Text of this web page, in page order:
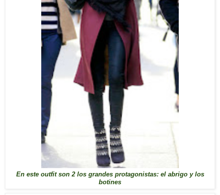
En este outfit son 2 los grandes protagonistas: el abrigo y los
botines